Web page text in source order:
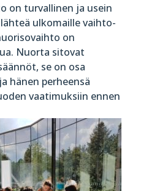
on turvallinen ja usein
ulkomaille vaihto-
on
Nuorta sitovat
se on osa
hänen perheensä
vaatimuksiin ennen